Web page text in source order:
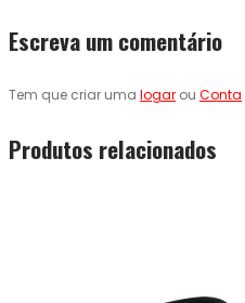
Escreva um comentário
Tem que criar uma logar ou Conta
Produtos relacionados